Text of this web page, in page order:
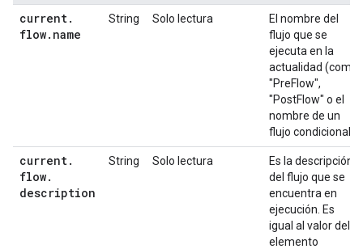
current.
flow. name
String Solo lectura
El nombre del
flujo que se
ejecuta en la
actualidad (como
"PreFlow",
"PostFlow" o el
nombre de un
flujo condicional).
current.
flow.
description
String Solo lectura
Es la descripción
del flujo que se
encuentra en
ejecución. Es
igual al valor del
elemento